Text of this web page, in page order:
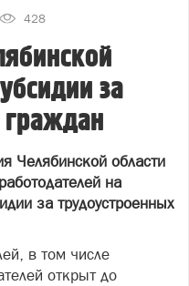
428
за
Челябинской области
на
за трудоустроенных
в том числе
открыт до